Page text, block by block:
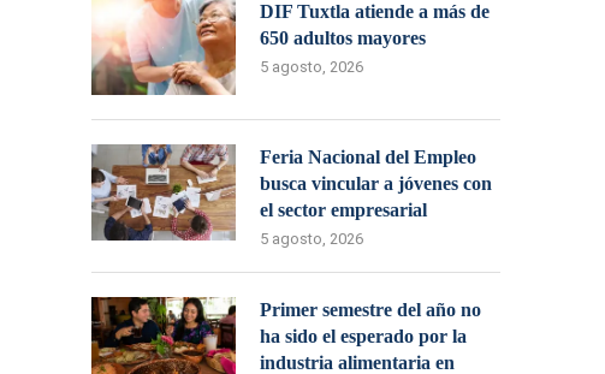
DIF Tuxtla atiende a más de
650 adultos mayores
5 agosto, 2026
Feria Nacional del Empleo
busca vincular a jóvenes con
el sector empresarial
5 agosto, 2026
Primer semestre del año no
ha sido el esperado por la
industria alimentaria en